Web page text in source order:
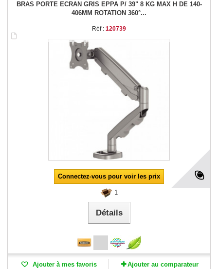
BRAS PORTE ECRAN GRIS EPPA P/ 39" 8 KG MAX H DE 140-
406MM ROTATION 360°...
Réf : 120739
Connectez-vous pour voir les prix
1
Détails
Ajouter à mes favoris Ajouter au comparateur